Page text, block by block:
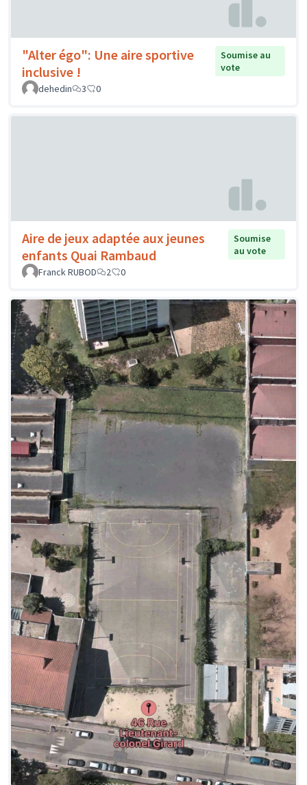
"Alter égo": Une aire sportive
inclusive !
Soumise au
vote
dehedin
3 0
Aire de jeux adaptée aux jeunes
enfants Quai Rambaud
Soumise
au vote
Franck RUBOD
2 0